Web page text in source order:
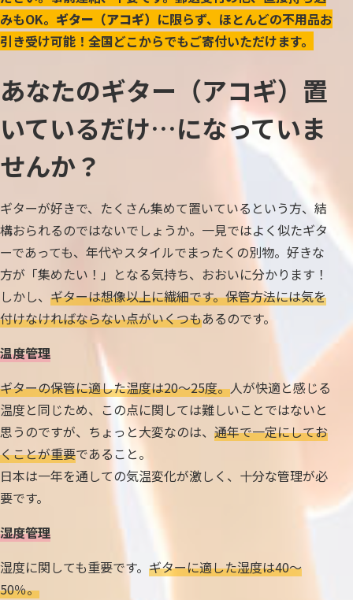
みもOK。 ギター（アコギ） に限らず、ほとんどの不用品お
引き受け可能！全国どこからでもご寄付いただけます。
あなたのギター（アコギ）置
いているだけ…になっていま
せんか？
ギターが好きで、たくさん集めて置いているという方、結
構おられるのではないでしょうか。一見ではよく似たギタ
ーであっても、年代やスタイルでまったくの別物。好きな
方が「集めたい！」となる気持ち、おおいに分かります！
しかし、 ギターは想像以上に繊細です。保管方法には気を
付けなければならない点がいくつもあるのです。
温度管理
ギターの保管に適した温度は20〜25度。人が快適と感じる
温度と同じため、この点に関しては難しいことではないと
思うのですが、ちょっと大変なのは、 通年で一定にしてお
くことが重要であること。
日本は一年を通しての気温変化が激しく、十分な管理が必
要です。
湿度管理
湿度に関しても重要です。 ギターに適した湿度は40〜
50％。